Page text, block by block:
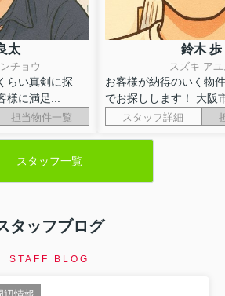
太
チョウ
らい真剣に探
様に満足...
担当物件一覧
鈴木 歩
スズキ ア
お客様が納得のいく物
でお探しします！ 大阪
スタッフ詳細
スタッフ一覧
タッフブログ
STAFF BLOG